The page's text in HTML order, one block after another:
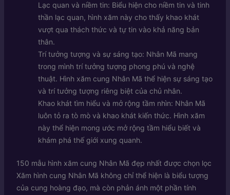
Lạc quan và niềm tin: Biểu hiện cho niềm tin và tinh
thần lạc quan, hình xăm này cho thấy khao khát
vượt qua thách thức và tự tin vào khả năng bản
thân.
Trí tưởng tượng và sự sáng tạo: Nhân Mã mang
trong mình trí tưởng tượng phong phú và nghệ
thuật. Hình xăm cung Nhân Mã thể hiện sự sáng tạo
và trí tưởng tượng riêng biệt của chủ nhân.
Khao khát tìm hiểu và mở rộng tầm nhìn: Nhân Mã
luôn tỏ ra tò mò và khao khát kiến thức. Hình xăm
này thể hiện mong ước mở rộng tầm hiểu biết và
khám phá thế giới xung quanh.
150 mẫu hình xăm cung Nhân Mã đẹp nhất được chọn lọc
Xăm hình cung Nhân Mã không chỉ thể hiện là biểu tượng
của cung hoàng đạo, mà còn phản ánh một phần tính